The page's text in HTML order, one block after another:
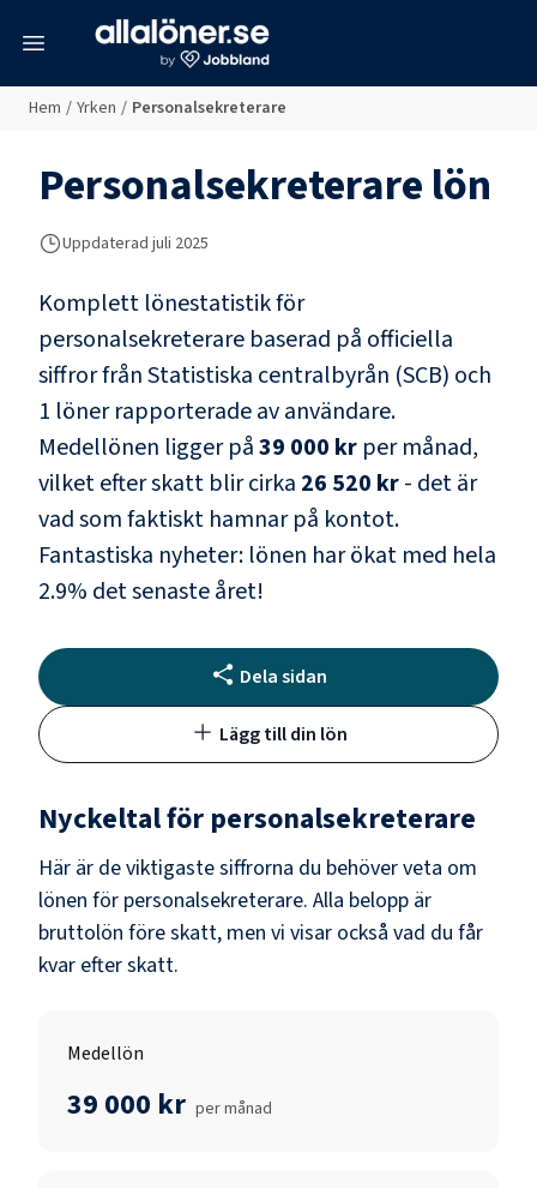
Hem / Yrken / Personalsekreterare
Personalsekreterarelön
Uppdaterad juli 2025
Komplett lönestatistik för
personalsekreterare baserad på officiella
siffror från Statistiska centralbyrån (SCB) och
1 löner rapporterade av användare.
Medellönen ligger på39 000 kr per månad,
vilket efter skatt blir cirka 26 520 kr- det är
vad som faktiskt hamnar på kontot.
Fantastiska nyheter: lönen har ökat med hela
2.9% det senaste året!
Dela sidan
Lägg till din lön
Nyckeltal för personalsekreterare
Här är de viktigaste siffrorna du behöver veta om
lönen för personalsekreterare. Alla belopp är
bruttolön före skatt, men vi visar också vad du får
kvar efter skatt.
Medellön
39 000 kr per månad